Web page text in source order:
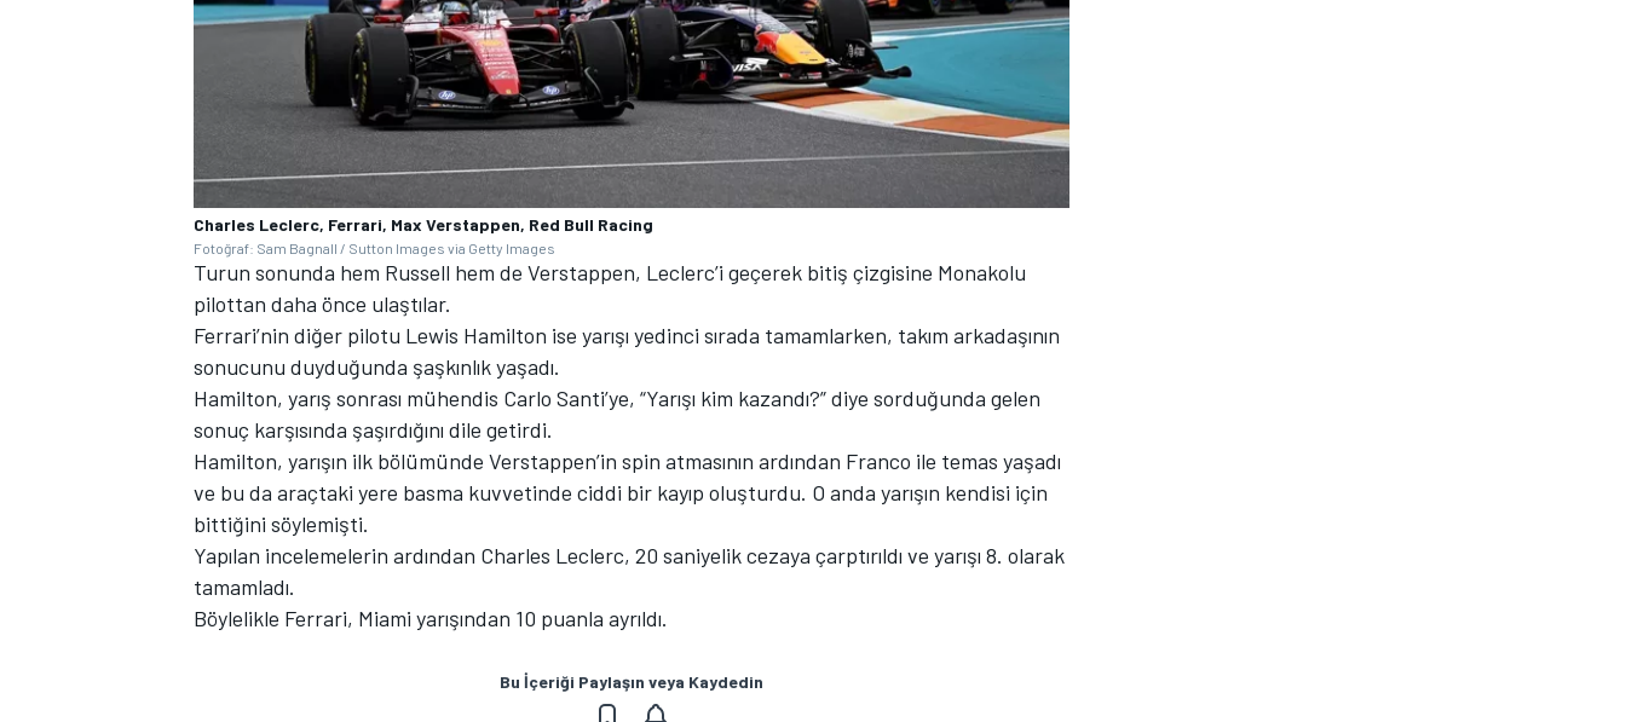
Charles Leclerc, Ferrari, Max Verstappen, Red Bull Racing
Fotoğraf: Sam Bagnall / Sutton Images via Getty Images
Turun sonunda hem Russell hem de Verstappen, Leclerc’i geçerek bitiş çizgisine Monakolu
pilottan daha önce ulaştılar.
Ferrari’nin diğer pilotu Lewis Hamilton ise yarışı yedinci sırada tamamlarken, takım arkadaşının
sonucunu duyduğunda şaşkınlık yaşadı.
Hamilton, yarış sonrası mühendis Carlo Santi’ye, “Yarışı kim kazandı?” diye sorduğunda gelen
sonuç karşısında şaşırdığını dile getirdi.
Hamilton, yarışın ilk bölümünde Verstappen’in spin atmasının ardından Franco ile temas yaşadı
ve bu da araçtaki yere basma kuvvetinde ciddi bir kayıp oluşturdu. O anda yarışın kendisi için
bittiğini söylemişti.
Yapılan incelemelerin ardından Charles Leclerc, 20 saniyelik cezaya çarptırıldı ve yarışı 8. olarak
tamamladı.
Böylelikle Ferrari, Miami yarışından 10 puanla ayrıldı.
Bu İçeriği Paylaşın veya Kaydedin